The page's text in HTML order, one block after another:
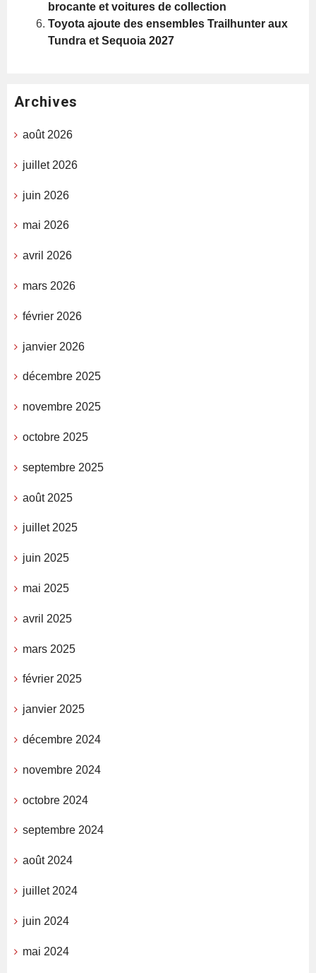
brocante et voitures de collection
Toyota ajoute des ensembles Trailhunter aux
Tundra et Sequoia 2027
Archives
août 2026
juillet 2026
juin 2026
mai 2026
avril 2026
mars 2026
février 2026
janvier 2026
décembre 2025
novembre 2025
octobre 2025
septembre 2025
août 2025
juillet 2025
juin 2025
mai 2025
avril 2025
mars 2025
février 2025
janvier 2025
décembre 2024
novembre 2024
octobre 2024
septembre 2024
août 2024
juillet 2024
juin 2024
mai 2024